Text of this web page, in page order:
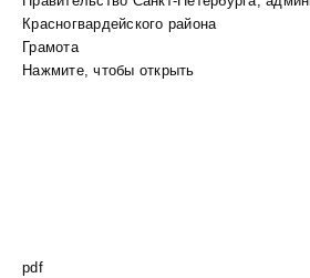
Красногвардейского района
Грамота
Нажмите, чтобы открыть
pdf